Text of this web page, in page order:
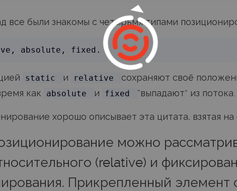
все были знакомы с четырьмя типами
static и relative
сохраняют своё
как
absolute и fixed “выпадают” из потока.
хорошо описывает эта цитата, взятая на
можно
(relative) и
Прикрепленный элемент